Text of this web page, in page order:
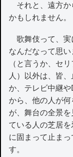
それと、遠方か
かもしれません。
歌舞伎って、実
なんだなって思
（と言うか、セ
人）以外は、皆
か、テレビ中継
から、他の人が
が、舞台の全景
ている人の芝居
に固まって止ま
す。